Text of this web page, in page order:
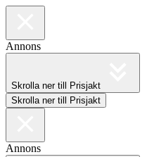
Annons
Skrolla ner till Prisjakt
Skrolla ner till Prisjakt
Annons